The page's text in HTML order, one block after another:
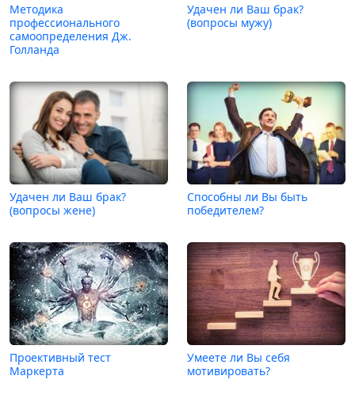
Методика
профессионального
самоопределения Дж.
Голланда
Удачен ли Ваш брак?
(вопросы мужу)
Удачен ли Ваш брак?
(вопросы жене)
Способны ли Вы быть
победителем?
Проективный тест
Маркерта
Умеете ли Вы себя
мотивировать?